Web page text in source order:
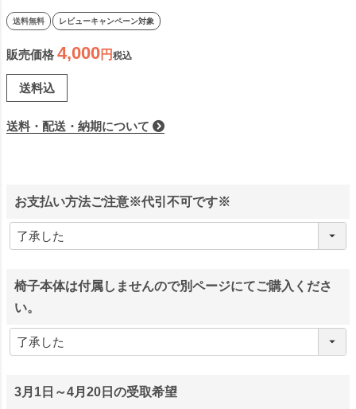
送料無料 レビューキャンペーン対象
販売価格 4,000 税込
送料込
送料・配送・納期について
お支払い方法ご注意※代引不可です※
椅子本体は付属しませんので別ページにてご購入くださ
い。
3月1日～4月20日の受取希望